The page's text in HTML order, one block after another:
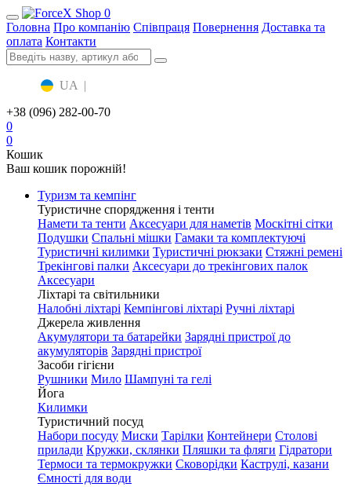
0
Головна Про компанію Співпраця Повернення Доставка та
оплата Контакти
UA |
+38 (096) 282-00-70
0
0
Кошик
Ваш кошик порожній!
Туризм та кемпінг
Туристичне спорядження і тенти
Намети та тенти Аксесуари для наметів Москітні сітки
Подушки Спальні мішки Гамаки та комплектуючі
Туристичні килимки Туристичні рюкзаки Стяжні ремені
Трекінгові палки Аксесуари до трекінгових палок
Аксесуари
Ліхтарі та світильники
Налобні ліхтарі Кемпінгові ліхтарі Ручні ліхтарі
Джерела живлення
Акумулятори та батарейки Зарядні пристрої до
акумуляторів Зарядні пристрої
Засоби гігієни
Рушники Мило Шампуні та гелі
Йога
Килимки
Туристичний посуд
Набори посуду Миски Тарілки Контейнери Столові
прилади Кружки, склянки Пляшки та фляги Гідратори
Термоси та термокружки Сковорідки Каструлі, казани
Ємності для води